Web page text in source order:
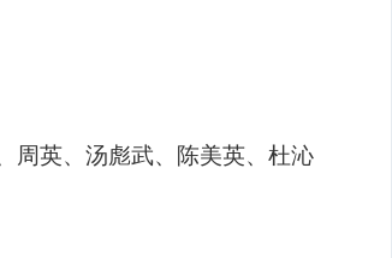
周英、汤彪武、陈美英、杜沁